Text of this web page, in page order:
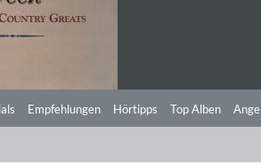
Empfehlungen Hörtipps Top Alben